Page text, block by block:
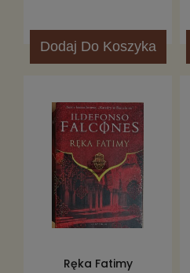
Dodaj Do Koszyka
Ręka Fatimy